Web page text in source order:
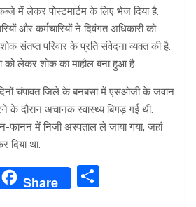
में लेकर पोस्टमार्टम के लिए भेज दिया है.
और कर्मचारियों ने दिवंगत अधिकारी को
संतप्त परिवार के प्रति संवेदना व्यक्त की है.
लेकर शोक का माहौल बना हुआ है.
दिनों चंपावत जिले के बनबसा में एसओजी के जवान
के दौरान अचानक स्वास्थ्य बिगड़ गई थी.
में निजी अस्पताल ले जाया गया, जहां
दिया था.
Share